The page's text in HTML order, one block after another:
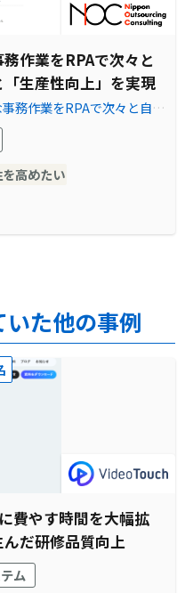
作業をRPAで次々と
生産性向上」を実現
務作業をRPAで次々と自動
」を実現
高めたい
た他の事例
費やす時間を大幅拡
だ研修品質向上
ム